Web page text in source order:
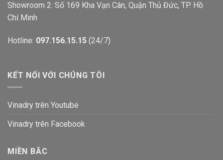
Showroom 2: Số 169 Kha Vạn Cân, Quận Thủ Đức, TP. Hồ
Chí Minh
Hotline: 097.156.15.15 (24/7)
KẾT NỐI VỚI CHÚNG TÔI
Vinadry trên Youtube
Vinadry trên Facebook
MIỀN BẮC